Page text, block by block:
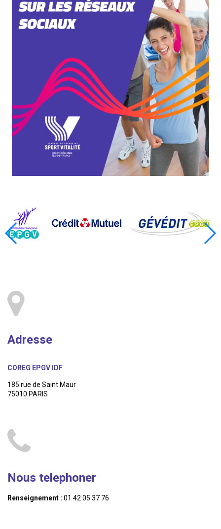
Adresse
COREG EPGV IDF
185 rue de Saint Maur
75010 PARIS
Nous telephoner
Renseignement : 01 42 05 37 76